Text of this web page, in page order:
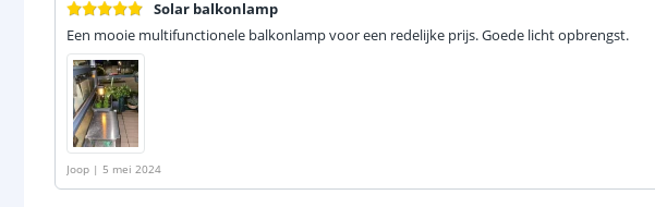
Solar balkonlamp
Een mooie multifunctionele balkonlamp voor een redelijke prijs. Goede licht opbrengst.
Joop | 5 mei 2024